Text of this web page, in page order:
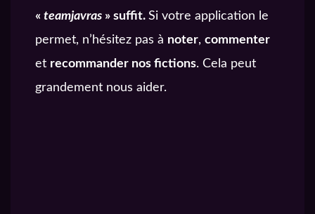
« teamjavras » suffit. Si votre application le
permet, n’hésitez pas à noter, commenter
et recommander nos fictions. Cela peut
grandement nous aider.